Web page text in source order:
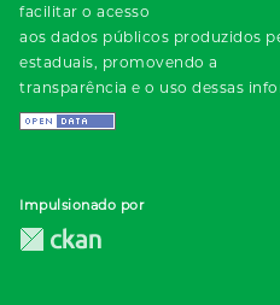
facilitar o acesso
aos dados públicos produzidos
estaduais, promovendo a
transparência e o uso dessas
Impulsionado por